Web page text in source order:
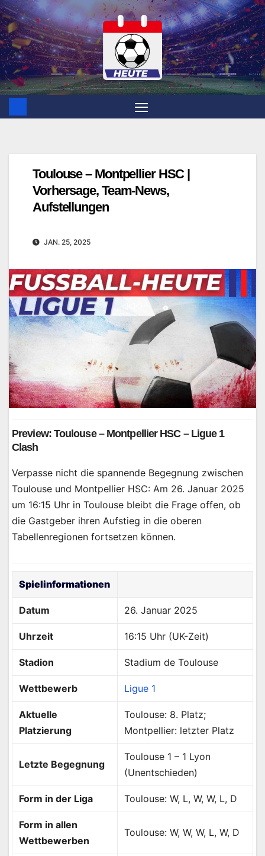
Zum
Inhalt
springen
Toulouse – Montpellier HSC |
Vorhersage, Team-News,
Aufstellungen
JAN. 25, 2025
Preview: Toulouse – Montpellier HSC – Ligue 1
Clash
Verpasse nicht die spannende Begegnung zwischen
Toulouse und Montpellier HSC: Am 26. Januar 2025
um 16:15 Uhr in Toulouse bleibt die Frage offen, ob
die Gastgeber ihren Aufstieg in die oberen
Tabellenregionen fortsetzen können.
Spielinformationen
Datum 26. Januar 2025
Uhrzeit 16:15 Uhr (UK-Zeit)
Stadion Stadium de Toulouse
Wettbewerb Ligue 1
Aktuelle
Platzierung
Toulouse: 8. Platz;
Montpellier: letzter Platz
Letzte Begegnung
Toulouse 1 – 1 Lyon
(Unentschieden)
Form in der Liga Toulouse: W, L, W, W, L, D
Form in allen
Wettbewerben
Toulouse: W, W, W, L, W, D